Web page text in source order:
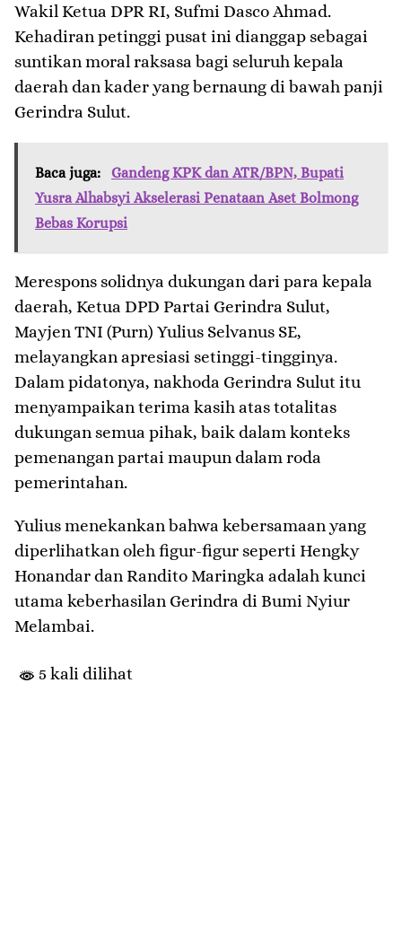
Wakil Ketua DPR RI, Sufmi Dasco Ahmad.
Kehadiran petinggi pusat ini dianggap sebagai
suntikan moral raksasa bagi seluruh kepala
daerah dan kader yang bernaung di bawah panji
Gerindra Sulut.
Baca juga:
Gandeng KPK dan ATR/BPN, Bupati
Yusra Alhabsyi Akselerasi Penataan Aset Bolmong
Bebas Korupsi
​Merespons solidnya dukungan dari para kepala
daerah, Ketua DPD Partai Gerindra Sulut,
Mayjen TNI (Purn) Yulius Selvanus SE,
melayangkan apresiasi setinggi-tingginya.
Dalam pidatonya, nakhoda Gerindra Sulut itu
menyampaikan terima kasih atas totalitas
dukungan semua pihak, baik dalam konteks
pemenangan partai maupun dalam roda
pemerintahan.
​Yulius menekankan bahwa kebersamaan yang
diperlihatkan oleh figur-figur seperti Hengky
Honandar dan Randito Maringka adalah kunci
utama keberhasilan Gerindra di Bumi Nyiur
Melambai.
5 kali dilihat